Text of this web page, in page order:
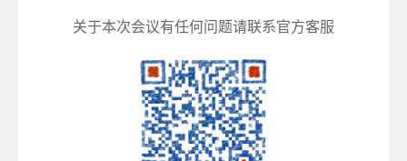
关于本次会议有任何问题请联系官方客服